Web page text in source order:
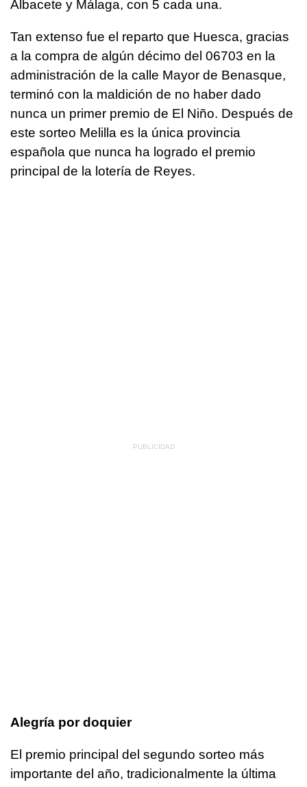
Albacete y Málaga, con 5 cada una.
Tan extenso fue el reparto que Huesca, gracias
a la compra de algún décimo del 06703 en la
administración de la calle Mayor de Benasque,
terminó con la maldición de no haber dado
nunca un primer premio de El Niño. Después de
este sorteo Melilla es la única provincia
española que nunca ha logrado el premio
principal de la lotería de Reyes.
Alegría por doquier
El premio principal del segundo sorteo más
importante del año, tradicionalmente la última